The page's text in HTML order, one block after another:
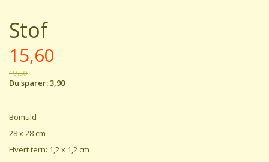
Stof
15,60
19,50
Du sparer:3,90
Bomuld
28 x 28 cm
Hvert tern: 1,2 x 1,2 cm